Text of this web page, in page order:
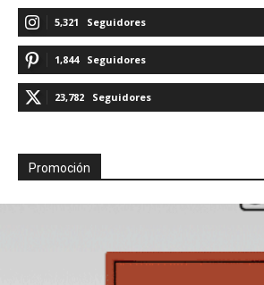
5,321 Seguidores
1,844 Seguidores
23,782 Seguidores
Promoción